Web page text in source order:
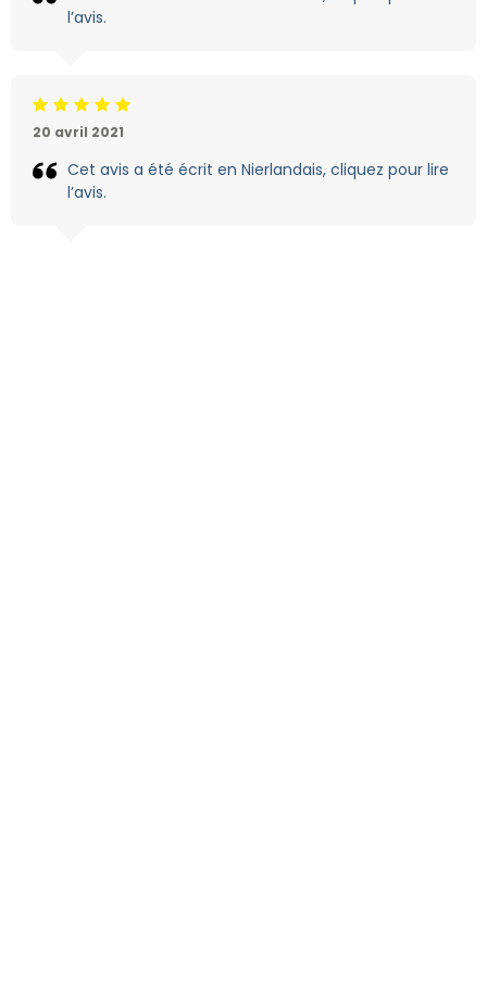
l’avis.
Jugement:5 /5
20 avril 2021
Cet avis a été écrit en Nierlandais, cliquez pour lire
l’avis.